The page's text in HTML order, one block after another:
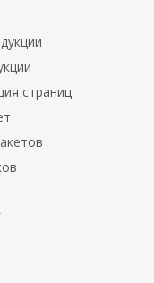
страниц